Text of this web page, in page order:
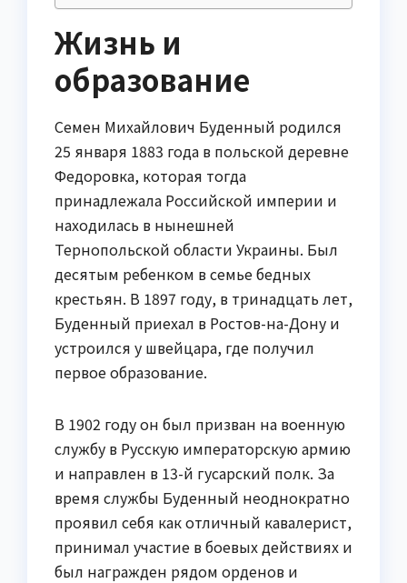
Жизнь и
образование
Семен Михайлович Буденный родился
25 января 1883 года в польской деревне
Федоровка, которая тогда
принадлежала Российской империи и
находилась в нынешней
Тернопольской области Украины. Был
десятым ребенком в семье бедных
крестьян. В 1897 году, в тринадцать лет,
Буденный приехал в Ростов-на-Дону и
устроился у швейцара, где получил
первое образование.
В 1902 году он был призван на военную
службу в Русскую императорскую армию
и направлен в 13-й гусарский полк. За
время службы Буденный неоднократно
проявил себя как отличный кавалерист,
принимал участие в боевых действиях и
был награжден рядом орденов и